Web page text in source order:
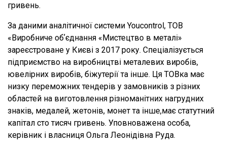
гривень.
За даними аналітичної системи Youcontrol, ТОВ
«Виробниче обʼєднання «Мистецтво в металі»
зареєстроване у Києві з 2017 року. Спеціалізується
підприємство на виробництві металевих виробів,
ювелірних виробів, біжутерії та інше. Ця ТОВка має
низку переможних тендерів у замовників з різних
областей на виготовлення різноманітних нагрудних
знаків, медалей, жетонів, монет та інше,має статутний
капітал сто тисяч гривень. Уповноважена особа,
керівник і власниця Ольга Леонідівна Руда.